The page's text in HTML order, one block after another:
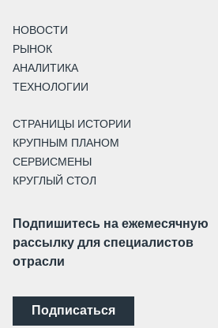
НОВОСТИ
РЫНОК
АНАЛИТИКА
ТЕХНОЛОГИИ
СТРАНИЦЫ ИСТОРИИ
КРУПНЫМ ПЛАНОМ
СЕРВИСМЕНЫ
КРУГЛЫЙ СТОЛ
Подпишитесь на ежемесячную
рассылку для специалистов
отрасли
Подписаться